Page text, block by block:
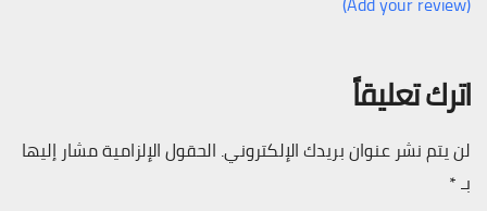
اترك تعليقاً
لن يتم نشر عنوان بريدك الإلكتروني. الحقول الإلزامية مشار إليها
بـ*